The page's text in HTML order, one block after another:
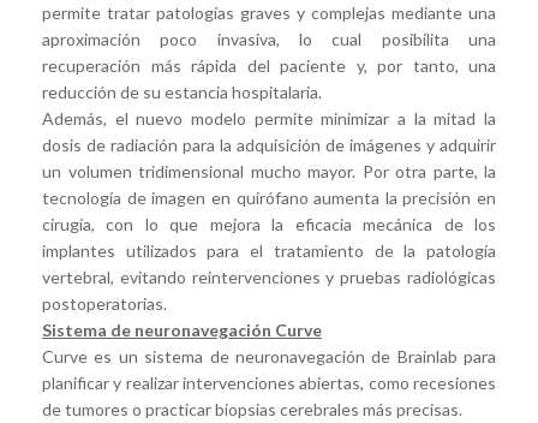
permite tratar patologías graves y complejas mediante una
aproximación poco invasiva, lo cual posibilita una
recuperación más rápida del paciente y, por tanto, una
reducción de su estancia hospitalaria.
Además, el nuevo modelo permite minimizar a la mitad la
dosis de radiación para la adquisición de imágenes y adquirir
un volumen tridimensional mucho mayor. Por otra parte, la
tecnología de imagen en quirófano aumenta la precisión en
cirugía, con lo que mejora la eficacia mecánica de los
implantes utilizados para el tratamiento de la patología
vertebral, evitando reintervenciones y pruebas radiológicas
postoperatorias.
Sistema de neuronavegación Curve
Curve es un sistema de neuronavegación de Brainlab para
planificar y realizar intervenciones abiertas, como recesiones
de tumores o practicar biopsias cerebrales más precisas.